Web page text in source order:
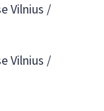
Vilnius /
Vilnius /